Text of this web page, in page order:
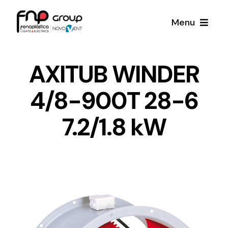
Menu
Noticias
Proyectos
AXITUB WINDER
4/8-900T 28-6
7.2/1.8 kW